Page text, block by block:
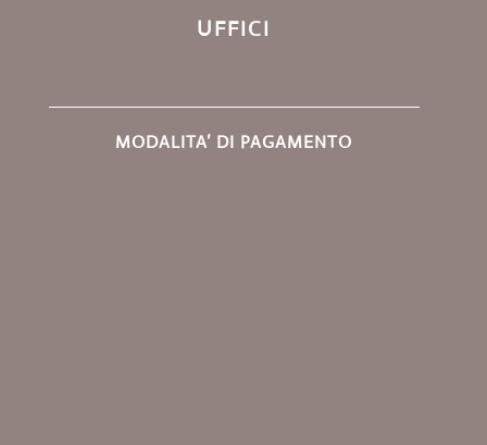
UFFICI
MODALITA’ DI PAGAMENTO